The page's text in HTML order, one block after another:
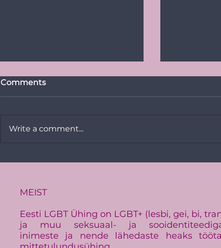
Eestis
Comments
Write a comment...
MEIST
Eesti LGBT Ühing on LGBT+ (lesbi, gei, bi,
ja muu seksuaal- ja
inimeste ja nende lähedaste heaks